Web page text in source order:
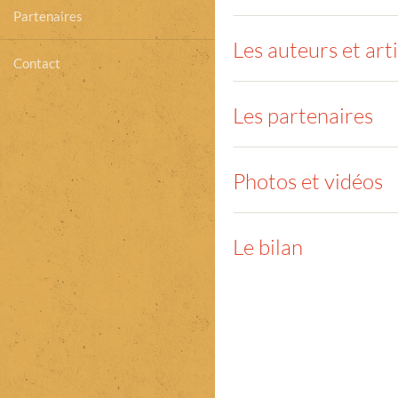
Partenaires
Contact Les auteurs et
Les partenaires
Photos et vidéos
Le bilan